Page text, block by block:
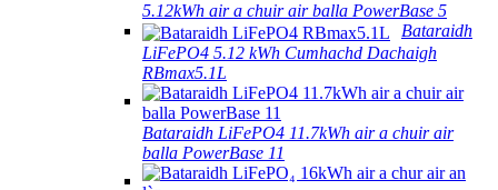
5.12kWh air a chuir air balla PowerBase 5
Bataraidh
LiFePO4 5.12 kWh Cumhachd Dachaigh
RBmax5.1L
Bataraidh LiFePO4 11.7kWh air a chuir air
balla PowerBase 11